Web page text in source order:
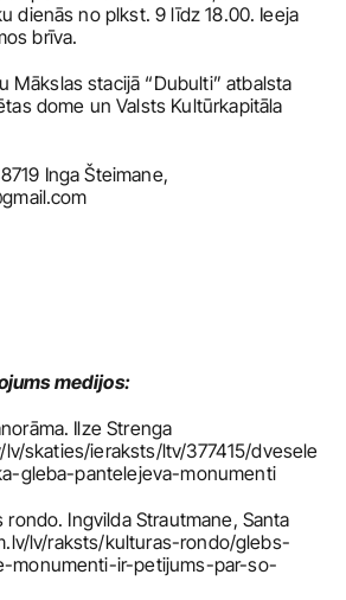
dienās no plkst. 9 līdz 18.00. Ieeja
brīva.
Mākslas stacijā “Dubulti” atbalsta
dome un Valsts Kultūrkapitāla
Inga Šteimane,
medijos:
Ilze Strenga
skaties/ieraksts/ltv/377415/dvesele
gleba-pantelejeva-monumenti
rondo. Ingvilda Strautmane, Santa
lv/raksts/kulturas-rondo/glebs-
monumenti-ir-petijums-par-so-